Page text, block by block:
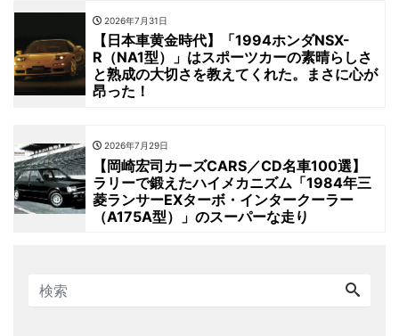
2026年7月31日
【日本車黄金時代】「1994ホンダNSX-
R（NA1型）」はスポーツカーの素晴らしさ
と熟成の大切さを教えてくれた。まさに心が
昂った！
2026年7月29日
【岡崎宏司カーズCARS／CD名車100選】
ラリーで鍛えたハイメカニズム「1984年三
菱ランサーEXターボ・インタークーラー
（A175A型）」のスーパーな走り